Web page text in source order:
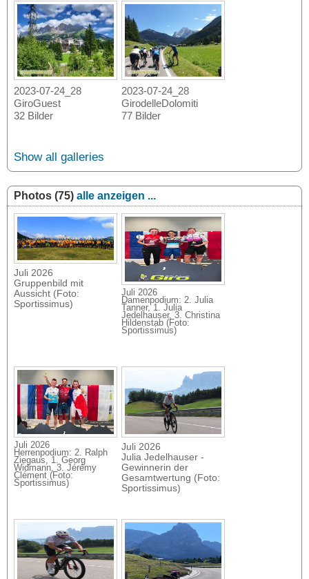
2023-07-24_28
GiroGuest
32 Bilder
2023-07-24_28
GirodelleDolomiti
77 Bilder
Show all galleries
Photos (75) alle anzeigen ...
Juli 2026
Gruppenbild mit
Aussicht (Foto:
Sportissimus)
Juli 2026
Damenpodium: 2. Julia
Tanner, 1. Julia
Jedelhauser, 3. Christina
Hildenstab (Foto:
Sportissimus)
Juli 2026
Herrenpodium: 2. Ralph
Ziegaus, 1. Georg
Widmann, 3. Jérémy
Clément (Foto:
Sportissimus)
Juli 2026
Julia Jedelhauser -
Gewinnerin der
Gesamtwertung (Foto:
Sportissimus)